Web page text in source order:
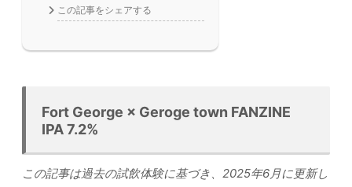
この記事をシェアする
Fort George × Geroge town FANZINE
IPA 7.2%
この記事は過去の試飲体験に基づき、2025年6月に更新し